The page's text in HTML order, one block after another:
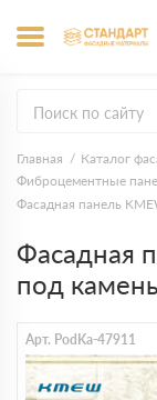
Главная Каталог
Фиброцементные
Фасадная панель
Фасадная
под
Арт. PodKa-47911